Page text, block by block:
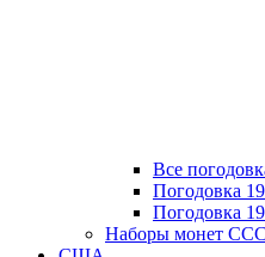
Все
Погодовка
Погодовка
Наборы монет